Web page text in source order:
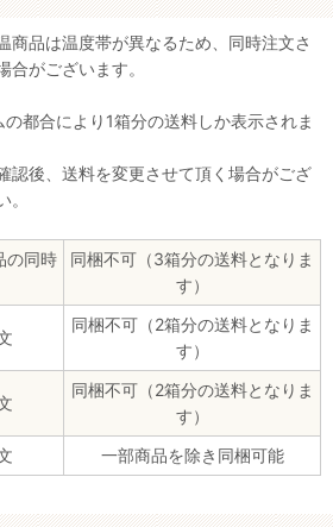
商品は温度帯が異なるため、同時注文さ
合がございます。
都合により1箱分の送料しか表示されま
認後、送料を変更させて頂く場合がござ
の同時
同梱不可（3箱分の送料となりま
す）
同梱不可（2箱分の送料となりま
す）
同梱不可（2箱分の送料となりま
す）
一部商品を除き同梱可能